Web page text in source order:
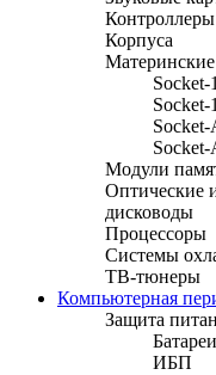
Контроллеры
Корпуса
Socket-
Socket-
Модули
Оптические
дисководы
Процессоры
Системы
ТВ-тюнеры
Компьютерная
Защита
ИБП